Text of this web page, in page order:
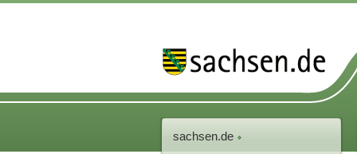
sachsen.de